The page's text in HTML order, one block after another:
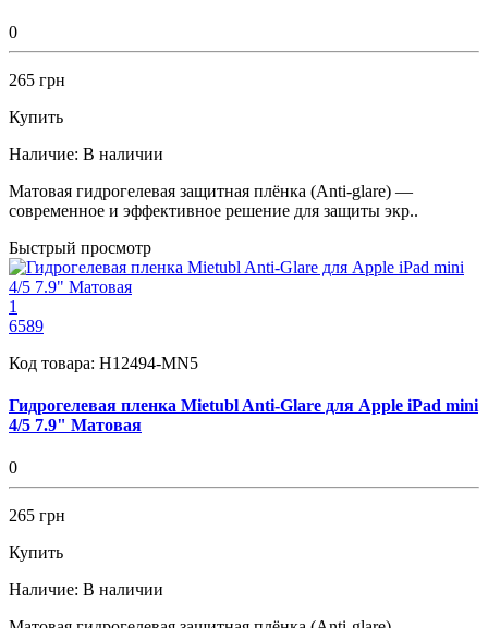
0
265 грн
Купить
Наличие: В наличии
Матовая гидрогелевая защитная плёнка (Anti-glare) —
современное и эффективное решение для защиты экр..
Быстрый просмотр
1
6589
Код товара: H12494-MN5
Гидрогелевая пленка Mietubl Anti-Glare для Apple iPad mini
4/5 7.9" Матовая
0
265 грн
Купить
Наличие: В наличии